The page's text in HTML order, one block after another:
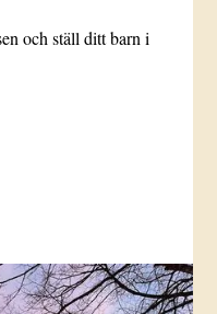
och ställ ditt barn i